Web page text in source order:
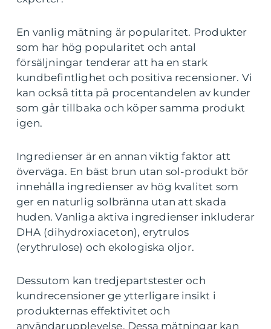
En vanlig mätning är popularitet. Produkter
som har hög popularitet och antal
försäljningar tenderar att ha en stark
kundbefintlighet och positiva recensioner. Vi
kan också titta på procentandelen av kunder
som går tillbaka och köper samma produkt
igen.
Ingredienser är en annan viktig faktor att
överväga. En bäst brun utan sol-produkt bör
innehålla ingredienser av hög kvalitet som
ger en naturlig solbränna utan att skada
huden. Vanliga aktiva ingredienser inkluderar
DHA (dihydroxiaceton), erytrulos
(erythrulose) och ekologiska oljor.
Dessutom kan tredjepartstester och
kundrecensioner ge ytterligare insikt i
produkternas effektivitet och
användarupplevelse. Dessa mätningar kan